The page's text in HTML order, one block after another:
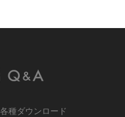
各種ダウンロード